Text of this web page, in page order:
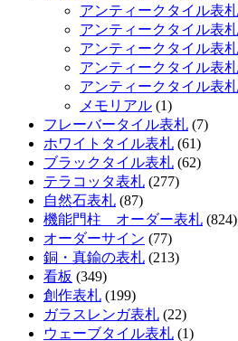
アンティークタイル表札
アンティークタイル表札
アンティークタイル表札
アンティークタイル表
アンティークタイル表
メモリアル (1)
フレーバータイル表札 (7)
ホワイトタイル表札 (61)
ブラックタイル表札 (62)
テラコッタ表札 (277)
自然石表札 (87)
機能門柱 オーダー表札 (824)
オーダーサイン (77)
銅・真鍮の表札 (213)
看板 (349)
創作表札 (199)
ガラスレンガ表札 (22)
ウェーブタイル表札 (1)